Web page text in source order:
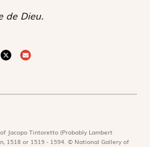
de Dieu.
Jacopo Tintoretto (Probably Lambert
1518 or 1519 - 1594. © National Gallery of